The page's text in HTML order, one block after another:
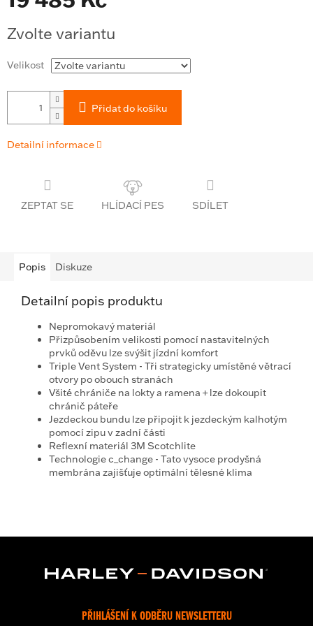
cena:
Zvolte variantu
Velikost
Přidat do košíku
Detailní informace
ZEPTAT SE SDÍLET
Popis Diskuze
Detailní popis produktu
Nepromokavý materiál
Přizpůsobením velikosti pomocí nastavitelných
prvků oděvu lze svýšit jízdní komfort
Triple Vent System - Tři strategicky umístěné větrací
otvory po obouch stranách
Všité chrániče na lokty a ramena + lze dokoupit
chránič páteře
Jezdeckou bundu lze připojit k jezdeckým kalhotým
pomocí zipu v zadní části
Reflexní materiál 3M Scotchlite
Technologie c_change - Tato vysoce prodyšná
membrána zajišťuje optimální tělesné klima
PŘIHLÁŠENÍ K ODBĚRU NEWSLETTERU